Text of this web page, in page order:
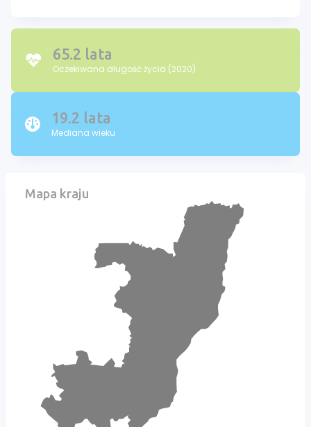
65.2 lata
Oczekiwana długość życia (2020)
19.2 lata
Mediana wieku
Mapa kraju